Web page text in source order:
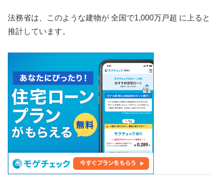
法務省は、このような建物が 全国で1,000万戸超 に上ると
推計しています。